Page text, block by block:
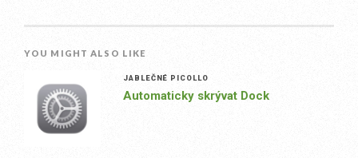
YOU MIGHT ALSO LIKE
JABLEČNÉ PICOLLO
Automaticky skrývat Dock